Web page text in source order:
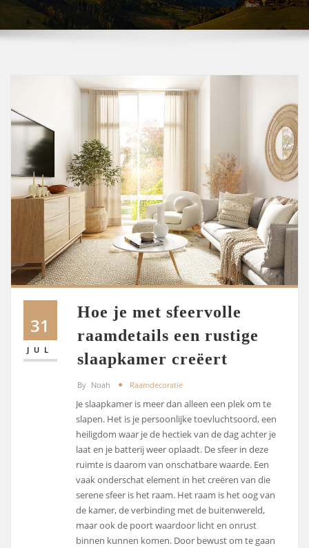
31
JUL
Hoe je met sfeervolle
raamdetails een rustige
slaapkamer creëert
By Noah Raamdecoratie
Je slaapkamer is meer dan alleen een plek om te
slapen. Het is je persoonlijke toevluchtsoord, een
heiligdom waar je de hectiek van de dag achter je
laat en je batterij weer oplaadt. De sfeer in deze
ruimte is daarom van onschatbare waarde. Een
vaak onderschat element in het creëren van die
serene sfeer is het raam. Het raam is het oog van
de kamer, de verbinding met de buitenwereld,
maar ook de poort waardoor licht en onrust
binnen kunnen komen. Door bewust om te gaan